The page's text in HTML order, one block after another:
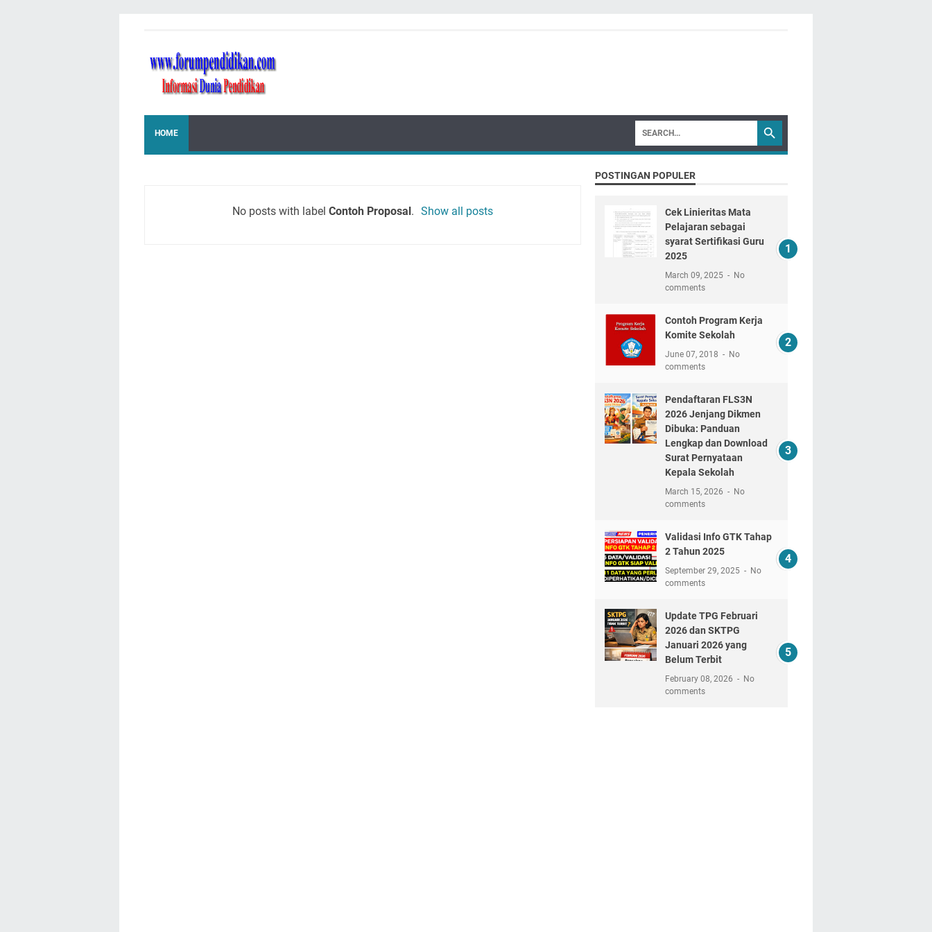
HOME
No posts with label Contoh Proposal. Show all posts
POSTINGAN POPULER
Cek Linieritas Mata
Pelajaran sebagai
syarat Sertifikasi Guru
2025
March 09, 2025
No
comments
Contoh Program Kerja
Komite Sekolah
June 07, 2018
No
comments
Pendaftaran FLS3N
2026 Jenjang Dikmen
Dibuka: Panduan
Lengkap dan Download
Surat Pernyataan
Kepala Sekolah
March 15, 2026
No
comments
Validasi Info GTK Tahap
2 Tahun 2025
September 29, 2025
No
comments
Update TPG Februari
2026 dan SKTPG
Januari 2026 yang
Belum Terbit
February 08, 2026
No
comments